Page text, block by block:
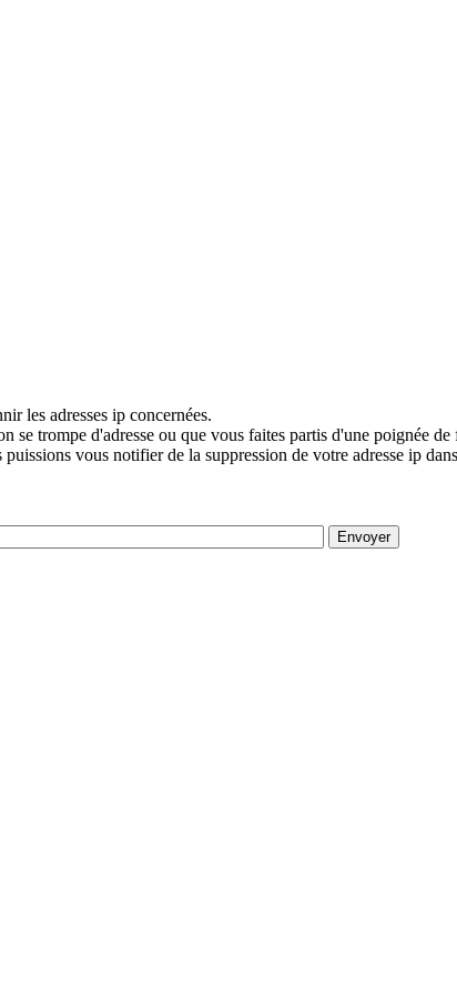
les adresses ip concernées.
trompe d'adresse ou que vous faites partis d'une poignée
vous notifier de la suppression de votre adresse ip